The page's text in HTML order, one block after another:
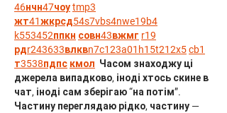
46нчн47чоуtmp3
жт41жкрсд54s7vbs4nwe19b4
k553452ппкн совн43вжмг r19
рдr243633влквn7c123a01 h15t212x5cb1
т3538пдпс кмол
  Часом знаходжу ці
джерела випадково, іноді хтось скине в
чат, іноді сам зберігаю “на потім”.
Частину переглядаю рідко, частину —